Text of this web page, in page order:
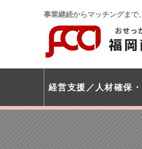
事業継続からマッチングまで
経営支援 人材確保